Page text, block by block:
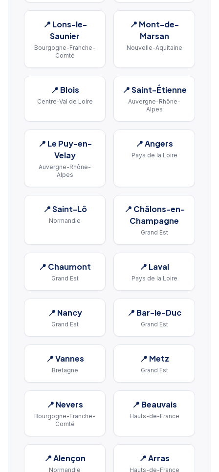
📍 Lons-le-
Saunier
Bourgogne-Franche-
Comté
📍 Mont-de-
Marsan
Nouvelle-Aquitaine
📍 Blois
Centre-Val de Loire
📍Saint-Étienne
Auvergne-Rhône-
Alpes
📍 Le Puy-en-
Velay
Auvergne-Rhône-
Alpes
📍Angers
Pays de la Loire
📍Saint-Lô
Normandie
📍 Châlons-en-
Champagne
Grand Est
📍 Chaumont
Grand Est
📍 Laval
Pays de la Loire
📍 Nancy
Grand Est
📍 Bar-le-Duc
Grand Est
📍Vannes
Bretagne
📍 Metz
Grand Est
📍 Nevers
Bourgogne-Franche-
Comté
📍 Beauvais
Hauts-de-France
📍Alençon
Normandie
📍Arras
Hauts-de-France